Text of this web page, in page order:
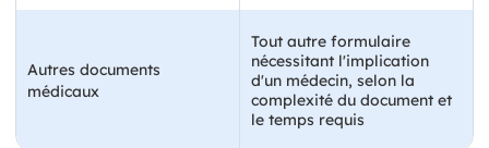
Autres documents
médicaux
Tout autre formulaire
nécessitant l'implication
d'un médecin, selon la
complexité du document et
le temps requis